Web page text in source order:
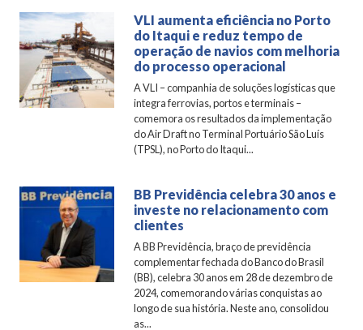
VLI aumenta eficiência no Porto
do Itaqui e reduz tempo de
operação de navios com melhoria
do processo operacional
A VLI – companhia de soluções logísticas que
integra ferrovias, portos e terminais –
comemora os resultados da implementação
do Air Draft no Terminal Portuário São Luís
(TPSL), no Porto do Itaqui...
BB Previdência celebra 30 anos e
investe no relacionamento com
clientes
A BB Previdência, braço de previdência
complementar fechada do Banco do Brasil
(BB), celebra 30 anos em 28 de dezembro de
2024, comemorando várias conquistas ao
longo de sua história. Neste ano, consolidou
as...